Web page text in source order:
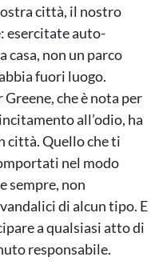
città, il nostro
esercitate auto-
casa, non un parco
fuori luogo.
che è nota per
all’odio, ha
città. Quello che ti
nel modo
sempre, non
di alcun tipo. E
a qualsiasi atto di
responsabile.